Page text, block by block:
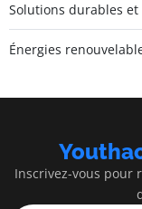
Solutions durables et
Énergies
Inscrivez-vous pour